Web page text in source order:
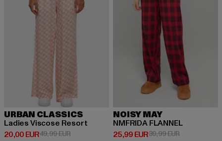
URBAN CLASSICS
Ladies Viscose Resort
20,00 EUR
Derzeitiger Preis: 20,00 EUR
49,99 EURAktionspreis: 49,99 EUR
NOISY MAY
NMFRIDA FLANNEL
25,99 EUR
Derzeitiger Preis: 25,99 EUR
39,99 EURAktionspreis: